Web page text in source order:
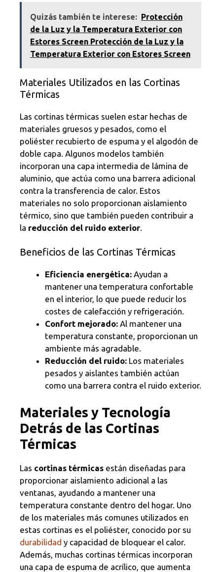
Quizás también te interese: Protección
de la Luz y la Temperatura Exterior con
Estores Screen Protección de la Luz y la
Temperatura Exterior con Estores Screen
Materiales Utilizados en las Cortinas
Térmicas
Las cortinas térmicas suelen estar hechas de
materiales gruesos y pesados, como el
poliéster recubierto de espuma y el algodón de
doble capa. Algunos modelos también
incorporan una capa intermedia de lámina de
aluminio, que actúa como una barrera adicional
contra la transferencia de calor. Estos
materiales no solo proporcionan aislamiento
térmico, sino que también pueden contribuir a
la reducción del ruido exterior.
Beneficios de las Cortinas Térmicas
Eficiencia energética: Ayudan a
mantener una temperatura confortable
en el interior, lo que puede reducir los
costes de calefacción y refrigeración.
Confort mejorado: Al mantener una
temperatura constante, proporcionan un
ambiente más agradable.
Reducción del ruido: Los materiales
pesados y aislantes también actúan
como una barrera contra el ruido exterior.
Materiales y Tecnología
Detrás de las Cortinas
Térmicas
Las cortinas térmicas están diseñadas para
proporcionar aislamiento adicional a las
ventanas, ayudando a mantener una
temperatura constante dentro del hogar. Uno
de los materiales más comunes utilizados en
estas cortinas es el poliéster, conocido por su
durabilidad y capacidad de bloquear el calor.
Además, muchas cortinas térmicas incorporan
una capa de espuma de acrílico, que aumenta